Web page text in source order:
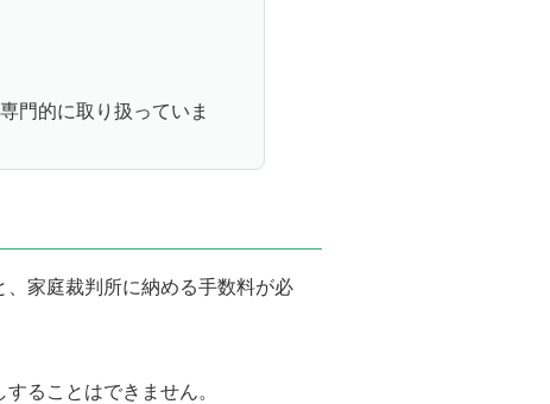
門的に取り扱っていま
家庭裁判所に納める手数料が必
ることはできません。